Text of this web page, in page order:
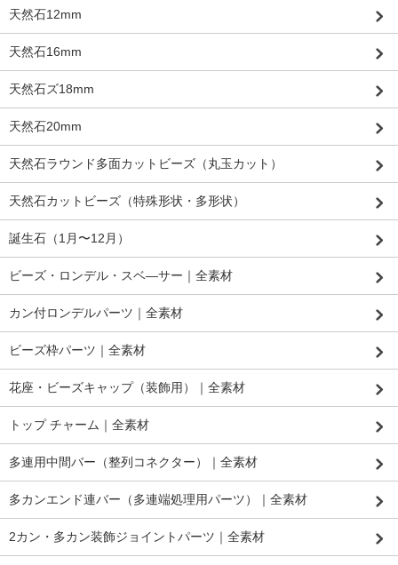
天然石12mm
天然石16mm
天然石ズ18mm
天然石20mm
天然石ラウンド多面カットビーズ（丸玉カット）
天然石カットビーズ（特殊形状・多形状）
誕生石（1月〜12月）
ビーズ・ロンデル・スベ―サー｜全素材
カン付ロンデルパーツ｜全素材
ビーズ枠パーツ｜全素材
花座・ビーズキャップ（装飾用）｜全素材
トップ チャーム｜全素材
多連用中間バー（整列コネクター）｜全素材
多カンエンド連バー（多連端処理用パーツ）｜全素材
2カン・多カン装飾ジョイントパーツ｜全素材